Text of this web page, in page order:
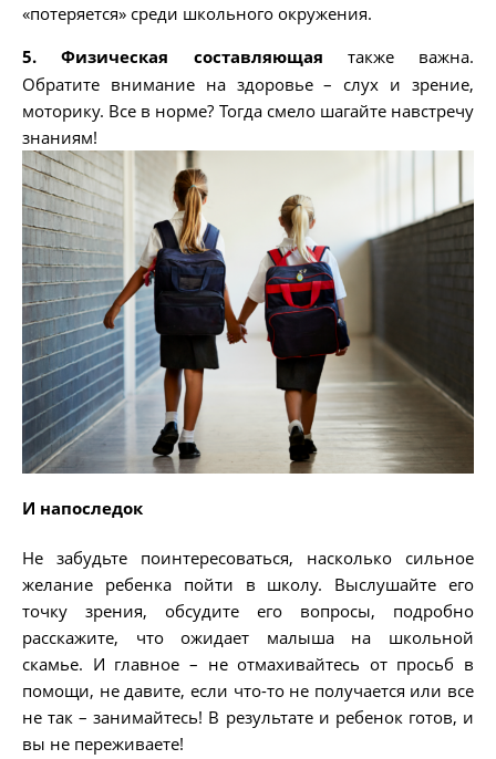
«потеряется» среди школьного окружения.
5. Физическая составляющая также важна.
Обратите внимание на здоровье – слух и зрение,
моторику. Все в норме? Тогда смело шагайте навстречу
знаниям!
И напоследок
Не забудьте поинтересоваться, насколько сильное
желание ребенка пойти в школу. Выслушайте его
точку зрения, обсудите его вопросы, подробно
расскажите, что ожидает малыша на школьной
скамье. И главное – не отмахивайтесь от просьб в
помощи, не давите, если что-то не получается или все
не так – занимайтесь! В результате и ребенок готов, и
вы не переживаете!